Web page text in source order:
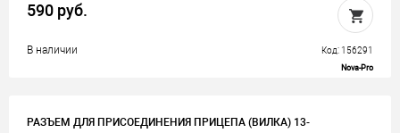
590 руб.
В наличии Код: 156291
Nova-Pro
РАЗЪЕМ ДЛЯ ПРИСОЕДИНЕНИЯ ПРИЦЕПА (ВИЛКА) 13-